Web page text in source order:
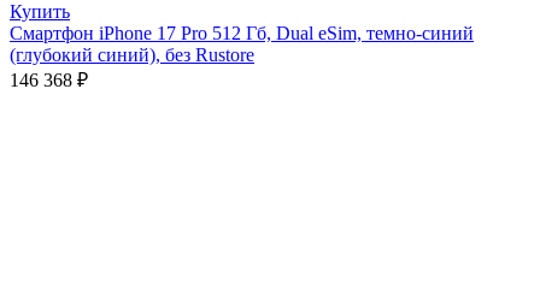
Купить
Смартфон iPhone 17 Pro 512 Гб, Dual eSim, темно-синий
(глубокий синий), без Rustore
146 368 ₽